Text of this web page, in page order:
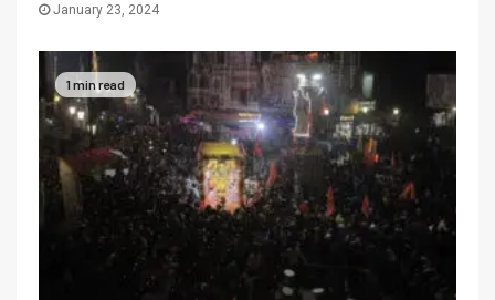
January 23, 2024
1 min read